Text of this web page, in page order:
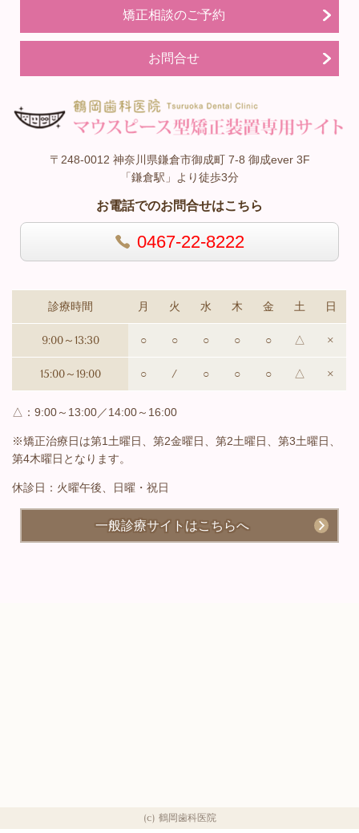
矯正相談のご予約
お問合せ
〒248-0012 神奈川県鎌倉市御成町 7-8 御成ever 3F
「鎌倉駅」より徒歩3分
お電話でのお問合せはこちら
0467-22-8222
診療時間 月 火 水 木 金 土 日
9:00～13:30 ○ ○ ○ ○ ○ △ ×
15:00～19:00 ○ / ○ ○ ○ △ ×
△：9:00～13:00／14:00～16:00
※矯正治療日は第1土曜日、第2金曜日、第2土曜日、第3土曜日、
第4木曜日と なります。
休診日：火曜午後、日曜・祝日
一般診療サイトはこちらへ
(c) 鶴岡歯科医院